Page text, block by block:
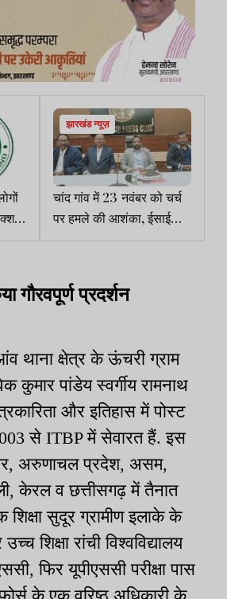
झारखंड न्यूज़
चांद गांव में 23 नवंबर को चर्च
पर हमले की आशंका, ईसाई
संगठनों ने जताई चिंता
गौरवपूर्ण प्रदर्शन
थाना क्षेत्र के ऊंचरी ग्राम
कुमार पांडेय स्वर्गीय रामनाथ
और इतिहास में पोस्ट
से ITBP में सेवारत हैं. इस
अरुणाचल प्रदेश, असम,
केरल व छत्तीसगढ़ में तैनात
शिक्षा सुदूर ग्रामीण इलाके के
शिक्षा रांची विश्वविद्यालय
फिर यूपीएससी परीक्षा पास